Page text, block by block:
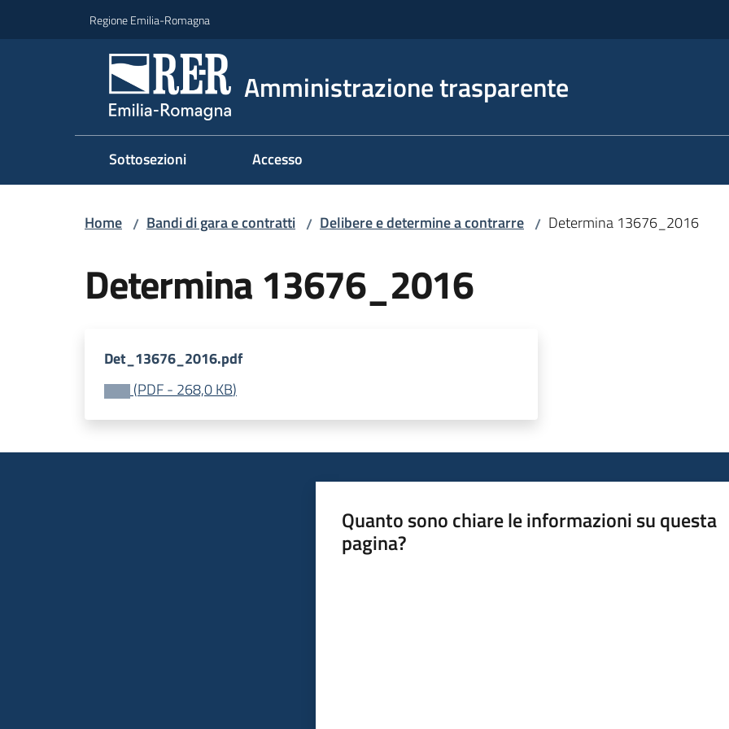
Regione Emilia-Romagna
Amministrazione trasparente
Sottosezioni Accesso
Home / Bandi di gara e contratti / Delibere e determine a contrarre / Determina 13676_2016
Determina 13676_2016
Det_13676_2016.pdf
(PDF- 268,0 KB)
Quanto sono chiare le informazioni su questa
pagina?